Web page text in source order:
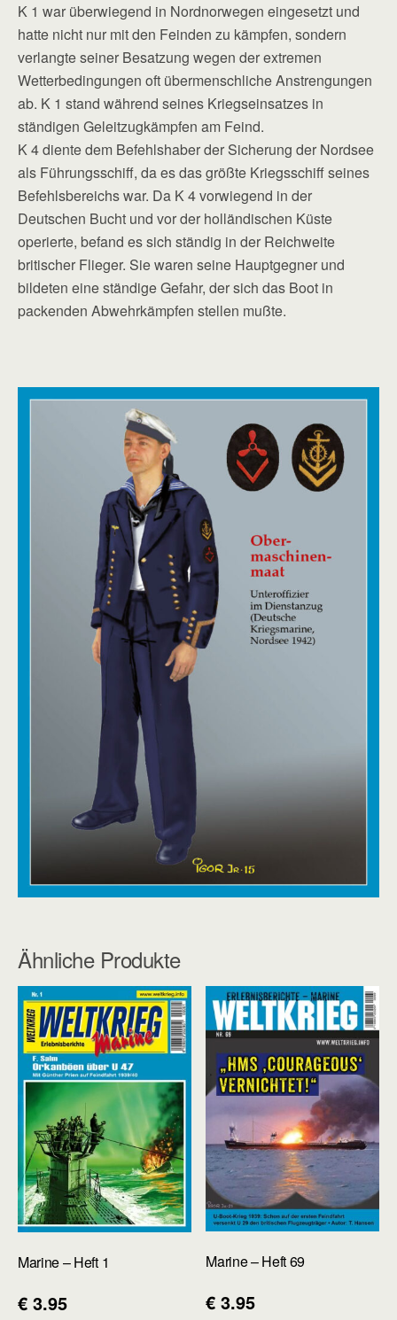
K 1 war überwiegend in Nordnorwegen eingesetzt und
hatte nicht nur mit den Feinden zu kämpfen, sondern
verlangte seiner Besatzung wegen der extremen
Wetterbedingungen oft übermensch­liche Anstrengungen
ab. K 1 stand während seines Kriegseinsatzes in
ständigen Geleitzugkämpfen am Feind.
K 4 diente dem Befehlshaber der Sicherung der Nordsee
als Führungsschiff, da es das größte Kriegsschiff seines
Befehlsbereichs war. Da K 4 vorwiegend in der
Deutschen Bucht und vor der holländischen Küste
operierte, befand es sich ständig in der Reich­weite
britischer Flieger. Sie waren seine Hauptgegner und
bildeten eine ständige Gefahr, der sich das Boot in
packenden Abwehrkämpfen stellen mußte.
Ähnliche Produkte
Marine – Heft 1
€ 3.95
Marine – Heft 69
€ 3.95